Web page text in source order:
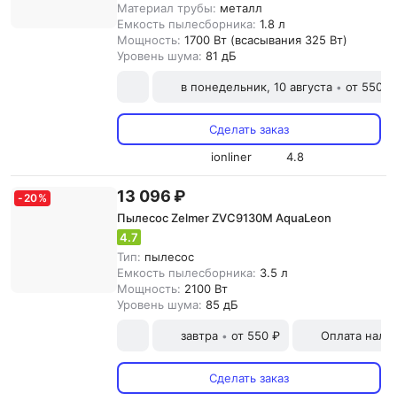
Материал трубы: металл
Емкость пылесборника: 1.8 л
Мощность: 1700 Вт (всасывания 325 Вт)
Уровень шума: 81 дБ
в понедельник, 10 августа • от 550 ₽
Сделать заказ
ionliner
4.8
-20% 13 096 ₽
Пылесос Zelmer ZVC9130M AquaLeon
4.7
Тип: пылесос
Емкость пылесборника: 3.5 л
Мощность: 2100 Вт
Уровень шума: 85 дБ
завтра • от 550 ₽ Оплата
Сделать заказ